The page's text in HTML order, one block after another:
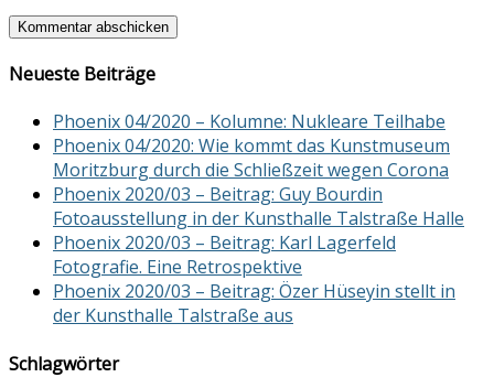
Neueste Beiträge
Phoenix 04/2020 – Kolumne: Nukleare Teilhabe
Phoenix 04/2020: Wie kommt das Kunstmuseum
Moritzburg durch die Schließzeit wegen Corona
Phoenix 2020/03 – Beitrag: Guy Bourdin
Fotoausstellung in der Kunsthalle Talstraße Halle
Phoenix 2020/03 – Beitrag: Karl Lagerfeld
Fotografie. Eine Retrospektive
Phoenix 2020/03 – Beitrag: Özer Hüseyin stellt in
der Kunsthalle Talstraße aus
Schlagwörter